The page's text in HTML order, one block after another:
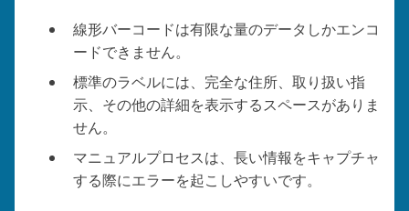
線形バーコードは有限な量のデータしかエンコ
ードできません。
標準のラベルには、完全な住所、取り扱い指
示、その他の詳細を表示するスペースがありま
せん。
マニュアルプロセスは、長い情報をキャプチャ
する際にエラーを起こしやすいです。